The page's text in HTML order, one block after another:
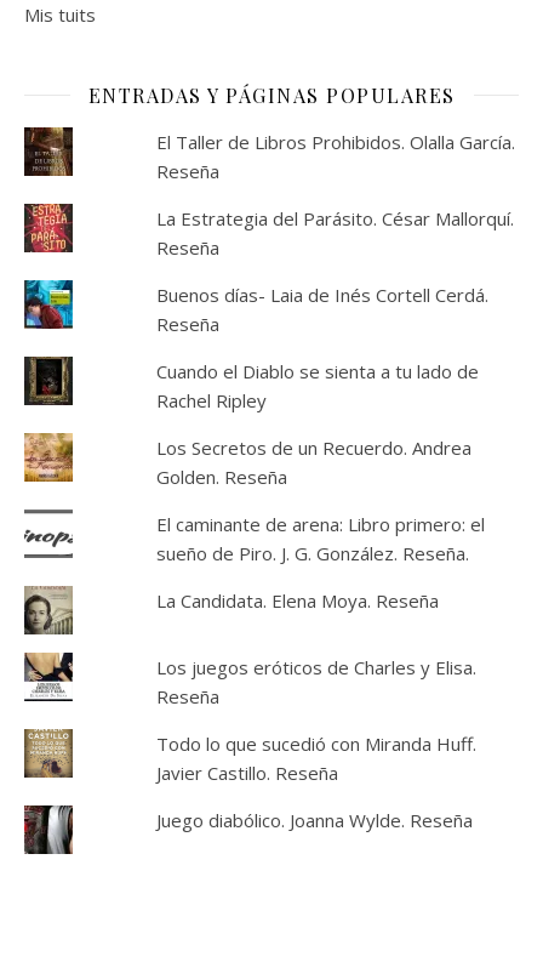
Mis tuits
ENTRADAS Y PÁGINAS POPULARES
El Taller de Libros Prohibidos. Olalla García.
Reseña
La Estrategia del Parásito. César Mallorquí.
Reseña
Buenos días- Laia de Inés Cortell Cerdá.
Reseña
Cuando el Diablo se sienta a tu lado de
Rachel Ripley
Los Secretos de un Recuerdo. Andrea
Golden. Reseña
El caminante de arena: Libro primero: el
sueño de Piro. J. G. González. Reseña.
La Candidata. Elena Moya. Reseña
Los juegos eróticos de Charles y Elisa.
Reseña
Todo lo que sucedió con Miranda Huff.
Javier Castillo. Reseña
Juego diabólico. Joanna Wylde. Reseña